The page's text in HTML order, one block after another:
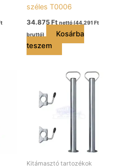
széles T0006
34.875Ft nettó (44.291 Ft
bruttó)
Kosárba
teszem
Kitámasztó tartozékok